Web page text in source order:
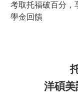
考取托福破百分，
學金回饋
洋碩